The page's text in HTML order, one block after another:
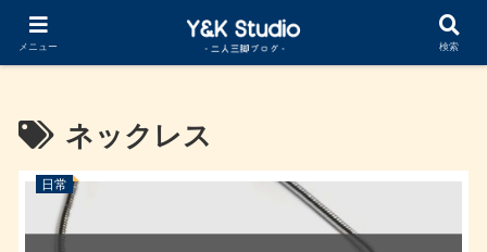
Cocoonカスタマイズ まとめ記事公開中
ネックレス
日常
メニュー 検索